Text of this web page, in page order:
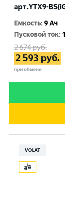
арт.YTX9-
Емкость:9 Ач
Пусковой ток:
2 674руб.
2 593 руб.
при обмене
VOLAT